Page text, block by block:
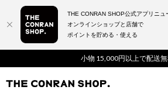
小物 15,000円以上で配送無
THE CONRAN SHOP公式アプリニュ
オンラインショップと店舗で
ポイントを貯める・使える